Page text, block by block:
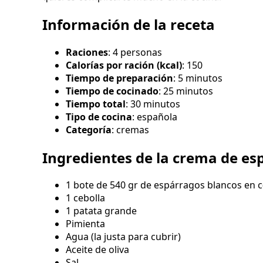
Información de la receta
Raciones: 4 personas
Calorías por ración (kcal): 150
Tiempo de preparación: 5 minutos
Tiempo de cocinado: 25 minutos
Tiempo total: 30 minutos
Tipo de cocina: española
Categoría: cremas
Ingredientes de la crema de
1 bote de 540 gr de espárragos blancos en
1 cebolla
1 patata grande
Pimienta
Agua (la justa para cubrir)
Aceite de oliva